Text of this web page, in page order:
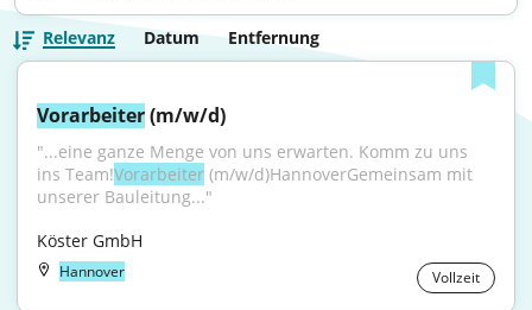
Relevanz Datum Entfernung
Vorarbeiter (m/w/d)
"...eine ganze Menge von uns erwarten. Komm zu uns
ins Team!Vorarbeiter (m/w/d)HannoverGemeinsam mit
unserer Bauleitung..."
Köster GmbH
Hannover Vollzeit